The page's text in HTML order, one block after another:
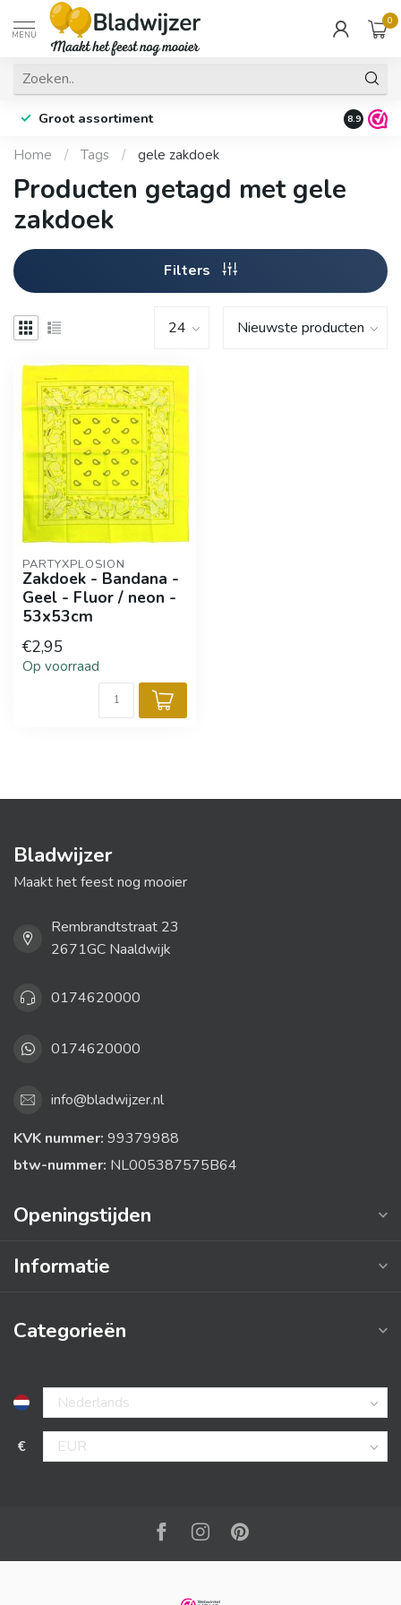
MENU
0
Groot assortiment Fysieke
8.9
Home / Tags / gele zakdoek
Producten getagd met gele
zakdoek
Filters
PARTYXPLOSION
Zakdoek - Bandana -
Geel - Fluor / neon -
53x53cm
€2,95
Op voorraad
Bladwijzer
Maakt het feest nog mooier
Rembrandtstraat 23
2671GC Naaldwijk
0174620000
0174620000
info@bladwijzer.nl
KVK nummer: 99379988
btw-nummer: NL005387575B64
Openingstijden
Informatie
Categorieën
€